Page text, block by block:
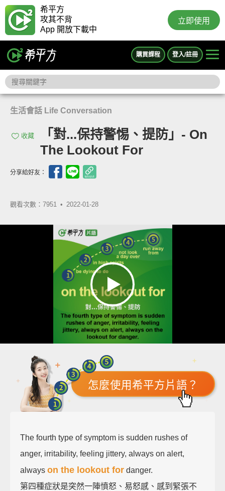
希平方
攻其不背
App 開放下載中
立即使用
購買課程 登入/註冊
生活會話 Life Conversation
收藏
「對...保持警惕、提防」- On
The Lookout For
分享給好友：
觀看次數：7951 • 2022-01-28
怎麼使用希平方片語？
The fourth type of symptom is sudden rushes of
anger, irritability, feeling jittery, always on alert,
always on the lookout for danger.
第四種症狀是突然一陣憤怒、易怒感、感到緊張不